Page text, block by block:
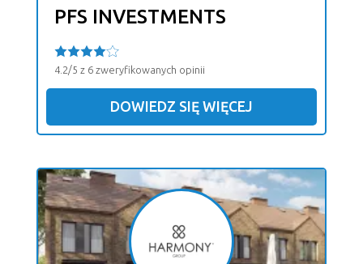
PFS INVESTMENTS
4.2/5 z 6 zweryfikowanych opinii
DOWIEDZ SIĘ WIĘCEJ